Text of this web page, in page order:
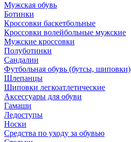
Мужская обувь
Ботинки
Кроссовки баскетбольные
Кроссовки волейбольные мужские
Мужские кроссовки
Полуботинки
Сандалии
Футбольная обувь (бутсы, шиповки)
Шлепанцы
Шиповки легкоатлетические
Аксессуары для обуви
Гамаши
Ледоступы
Носки
Средства по уходу за обувью